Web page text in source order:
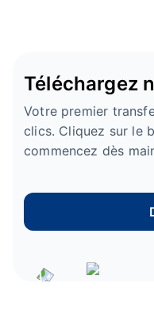
Téléchargez
Votre premier
clics. Cliquez sur le
commencez dès